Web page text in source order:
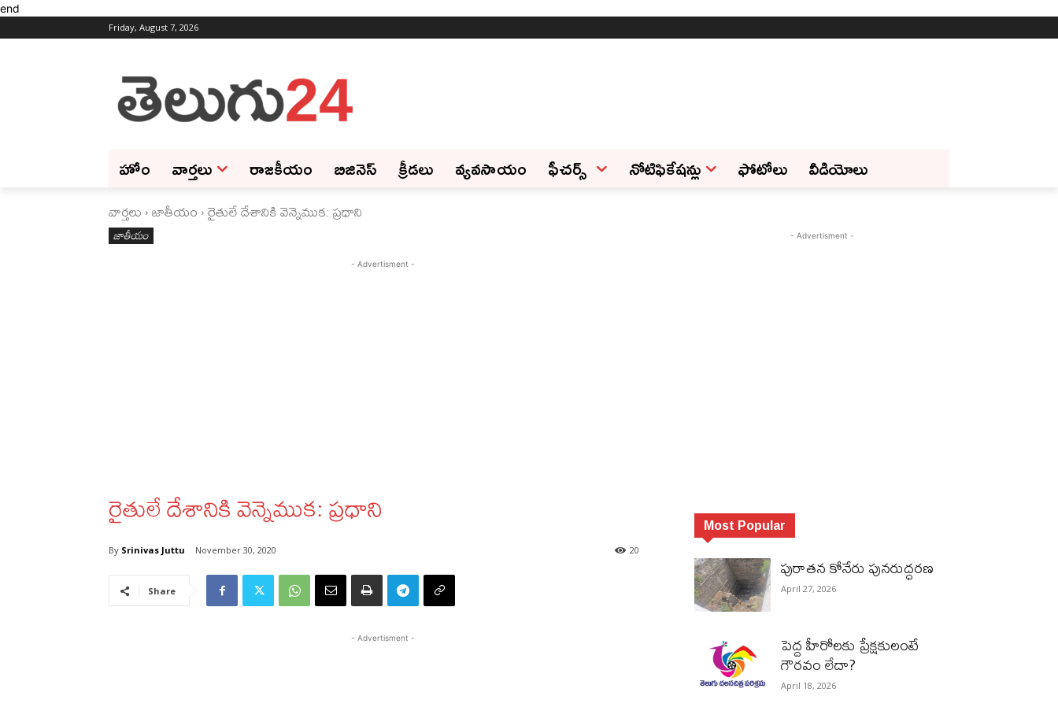
end
Friday, August 7, 2026
హోం వార్తలు రాజకీయం బిజినెస్‌ క్రీడలు వ్యవసాయం ఫీచ‌ర్స్ ‌ నోటిఫికేషన్లు ఫోటోలు వీడియోలు
వార్తలు జాతీయం రైతులే దేశానికి వెన్నెముక: ప్రధాని
జాతీయం
- Advertisment -
రైతులే దేశానికి వెన్నెముక: ప్రధాని
By Srinivas Juttu November 30, 2020 20
Share
- Advertisment -
- Advertisment -
Most Popular
పురాత‌న కోనేరు పున‌రుద్ధ‌ర‌ణ
April 27, 2026
పెద్ద హీరోల‌కు ప్రేక్ష‌కులంటే
గౌర‌వం లేదా?
April 18, 2026